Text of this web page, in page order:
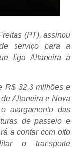
(PT), assinou
serviço para a
liga Altaneira a
R$ 32,3 milhões e
Altaneira e Nova
alargamento das
de passeio e
a contar com oito
o transporte